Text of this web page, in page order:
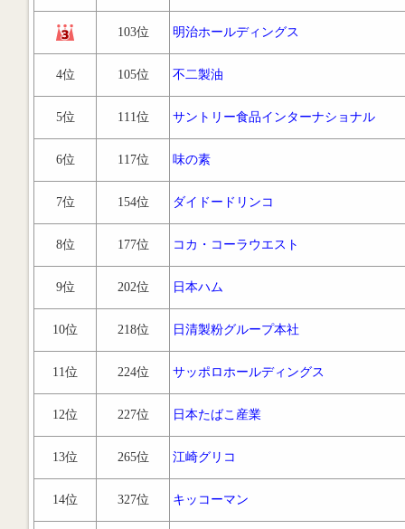
103位 明治ホールディングス
4位 105位 不二製油
5位 111位 サントリー食品インターナショナル
6位 117位 味の素
7位 154位 ダイドードリンコ
8位 177位 コカ・コーラウエスト
9位 202位 日本ハム
10位 218位 日清製粉グループ本社
11位 224位 サッポロホールディングス
12位 227位 日本たばこ産業
13位 265位 江崎グリコ
14位 327位 キッコーマン